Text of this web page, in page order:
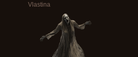
Vlastina